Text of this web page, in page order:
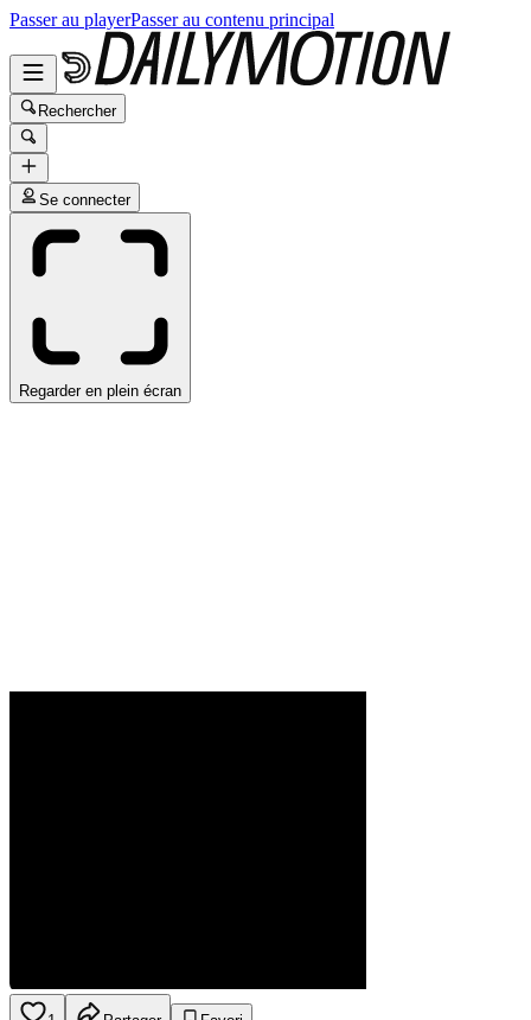
Passer au playerPasser au contenu principal
Rechercher
Se connecter
Regarder en plein écran